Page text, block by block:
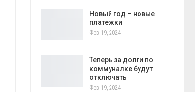
Новый год – новые
платежки
Фев 19, 2024
Теперь за долги по
коммуналке будут
отключать
Фев 19, 2024